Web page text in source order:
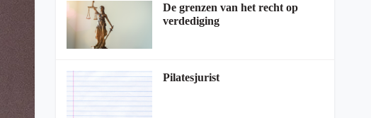
De grenzen van het recht op
verdediging
Pilatesjurist